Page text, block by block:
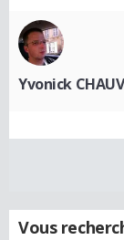
Yvonick
Vous